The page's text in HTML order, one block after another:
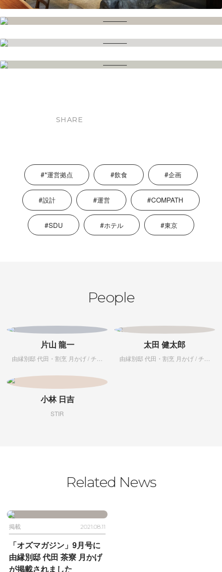
SHARE
*運営拠点 飲食 企画
設計 運営 COMPATH
SDU ホテル 東京
People
片山 龍一
由縁別邸 代田・割烹 月かげ / チームマネージャー
太田 健太郎
由縁別邸 代田・割烹 月かげ / チーム
小林 日吉
STIR
Related News
掲載 2021.08.11
「オズマガジン」9月号に
由縁別邸 代田 茶寮 月かげ
が掲載されました